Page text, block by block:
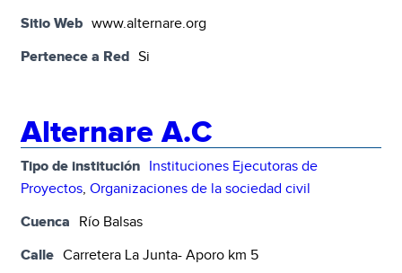
Sitio Web www.alternare.org
Pertenece a Red Si
Alternare A.C
Tipo de institución Instituciones Ejecutoras de
Proyectos,Organizaciones de la sociedad civil
Cuenca Río Balsas
Calle Carretera La Junta- Aporo km 5